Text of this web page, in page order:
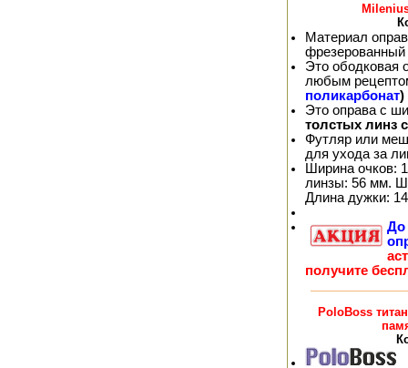
Материал
фрезерованный
Это ободковая
любым
поликарбонат)
Это оправа с
толстых линз
Футляр или
для ухода за
Ширина очков:
линзы: 56 мм.
Длина дужки:
До
получите
PoloBoss